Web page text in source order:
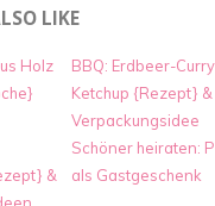
LIKE
Holz
BBQ: Erdbeer-
Ketchup {Rezept} &
Verpackungsidee
&
Schöner heiraten:
als Gastgeschenk